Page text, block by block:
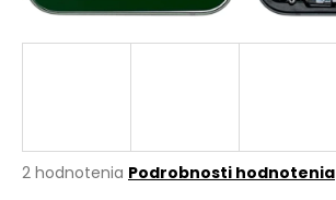
Priemerné
2 hodnotenia Podrobnosti hodnotenia
j
?